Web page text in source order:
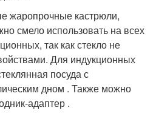
жаропрочные кастрюли,
смело использовать на всех
так как стекло не
Для индукционных
посуда с
дном . Также можно
адаптер .